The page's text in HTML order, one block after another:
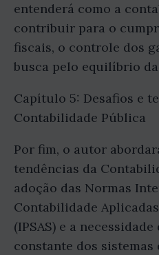
entenderá como a
contribuir para o
fiscais, o controle dos
busca pelo equilíbrio
Capítulo 5: Desafios e
Contabilidade Pública
Por fim, o autor
tendências da
adoção das Normas
Contabilidade
(IPSAS) e a
constante dos sistemas